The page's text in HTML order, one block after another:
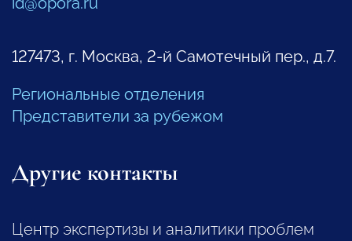
127473, г. Москва, 2-й Самотечный пер., д.7.
Региональные отделения
Представители за рубежом
Другие контакты
Центр экспертизы и аналитики проблем